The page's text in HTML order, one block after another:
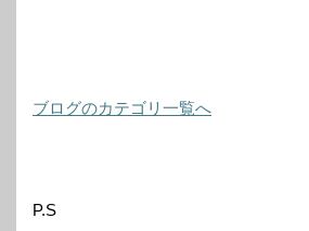
ブログのカテゴリ一覧へ
P.S